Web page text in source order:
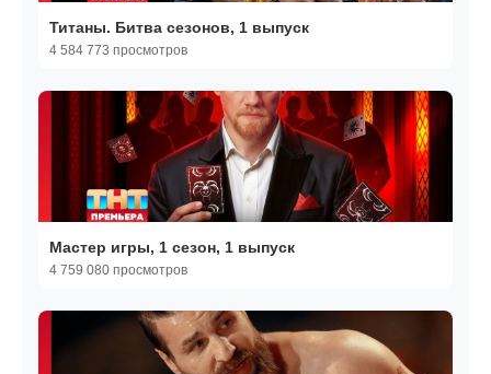
Титаны. Битва сезонов, 1 выпуск
4 584 773 просмотров
Мастер игры, 1 сезон, 1 выпуск
4 759 080 просмотров